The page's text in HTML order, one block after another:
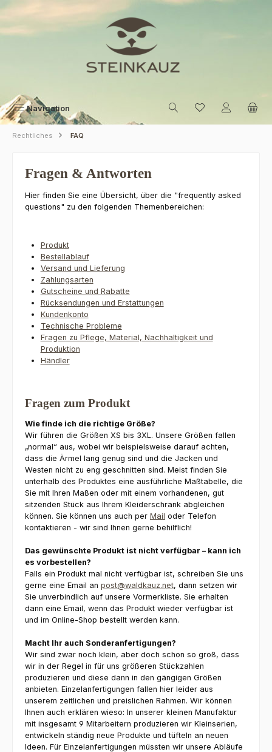
Zum Hauptinhalt springen
Navigation
Rechtliches FAQ
Fragen & Antworten
Hier finden Sie eine Übersicht, über die "frequently asked
questions" zu den folgenden Themenbereichen:
Produkt
Bestellablauf
Versand und Lieferung
Zahlungsarten
Gutscheine und Rabatte
Rücksendungen und Erstattungen
Kundenkonto
Technische Probleme
Fragen zu Pflege, Material, Nachhaltigkeit und
Produktion
Händler
Fragen zum Produkt
Wie finde ich die richtige Größe?
Wir führen die Größen XS bis 3XL. Unsere Größen fallen
„normal“ aus, wobei wir beispielsweise darauf achten,
dass die Ärmel lang genug sind und die Jacken und
Westen nicht zu eng geschnitten sind. Meist finden Sie
unterhalb des Produktes eine ausführliche Maßtabelle, die
Sie mit Ihren Maßen oder mit einem vorhandenen, gut
sitzenden Stück aus Ihrem Kleiderschrank abgleichen
können. Sie können uns auch per Mail oder Telefon
kontaktieren - wir sind Ihnen gerne behilflich!
Das gewünschte Produkt ist nicht verfügbar – kann ich
es vorbestellen?
Falls ein Produkt mal nicht verfügbar ist, schreiben Sie uns
gerne eine Email an post@waldkauz.net, dann setzen wir
Sie unverbindlich auf unsere Vormerkliste. Sie erhalten
dann eine Email, wenn das Produkt wieder verfügbar ist
und im Online-Shop bestellt werden kann.
Macht Ihr auch Sonderanfertigungen?
Wir sind zwar noch klein, aber doch schon so groß, dass
wir in der Regel in für uns größeren Stückzahlen
produzieren und diese dann in den gängigen Größen
anbieten. Einzelanfertigungen fallen hier leider aus
unserem zeitlichen und preislichen Rahmen. Wir können
Ihnen auch erklären wieso: In unserer kleinen Manufaktur
mit insgesamt 9 Mitarbeitern produzieren wir Kleinserien,
entwickeln ständig neue Produkte und tüfteln an neuen
Ideen. Für Einzelanfertigungen müssten wir unsere Abläufe